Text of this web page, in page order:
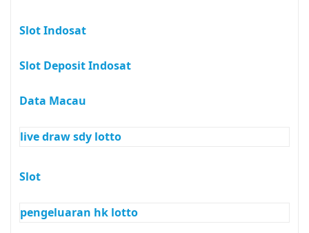
Slot Indosat
Slot Deposit Indosat
Data Macau
live draw sdy lotto
Slot
pengeluaran hk lotto